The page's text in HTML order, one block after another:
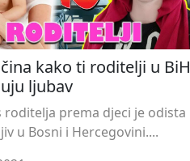
kako ti roditelji u BiH
ljubav
roditelja prema djeci je odista
u Bosni i Hercegovini....